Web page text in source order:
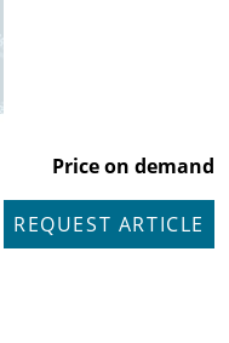
Price on demand
REQUEST ARTICLE